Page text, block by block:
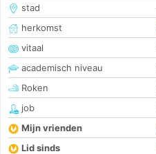
stad
herkomst
vitaal
academisch niveau
Roken
job
Mijn vrienden
Lid sinds